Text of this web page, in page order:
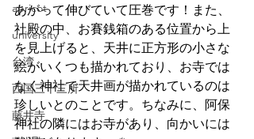
apricot
university
台湾
西国三十三所
藤井寺
あがって伸びていて圧巻です！また、
社殿の中、お賽銭箱のある位置から上
を見上げると、天井に正方形の小さな
絵がいくつも描かれており、お寺では
なく神社で天井画が描かれているのは
珍しいとのことです。ちなみに、阿保
神社の隣にはお寺があり、向かいには